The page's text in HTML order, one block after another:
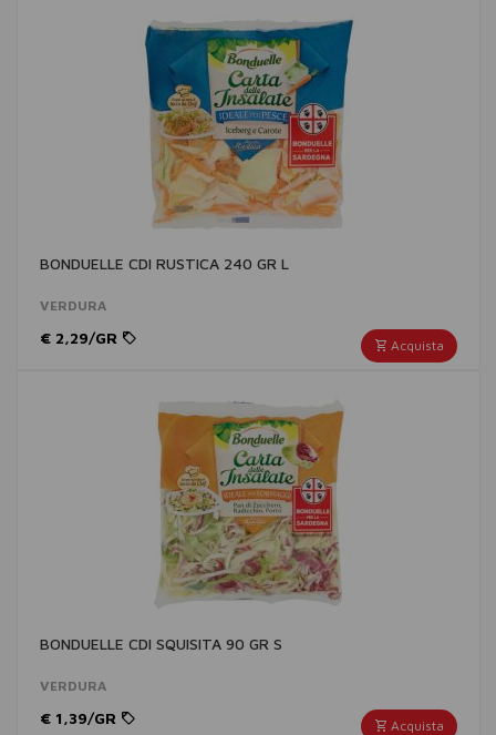
BONDUELLE CDI RUSTICA 240 GR L
VERDURA
Acquista
€ 2,29/GR
BONDUELLE CDI SQUISITA 90 GR S
VERDURA
Acquista
€ 1,39/GR